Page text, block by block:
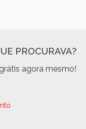
PROCURAVA?
agora mesmo!